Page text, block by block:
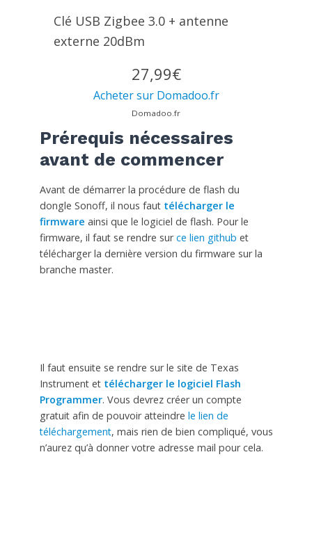
Clé USB Zigbee 3.0 + antenne
externe 20dBm
27,99€
Acheter sur Domadoo.fr
Domadoo.fr
Prérequis nécessaires
avant de commencer
Avant de démarrer la procédure de flash du
dongle Sonoff, il nous faut télécharger le
firmware ainsi que le logiciel de flash. Pour le
firmware, il faut se rendre surce lien github et
télécharger la dernière version du firmware sur la
branche master.
Il faut ensuite se rendre sur le site de Texas
Instrument et télécharger le logiciel Flash
Programmer. Vous devrez créer un compte
gratuit afin de pouvoir atteindre le lien de
téléchargement, mais rien de bien compliqué, vous
n’aurez qu’à donner votre adresse mail pour cela.